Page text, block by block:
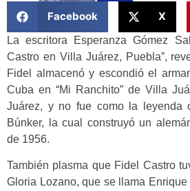
Facebook X
La escritora Esperanza Gómez
Castro en Villa Juárez, Puebla”,
Fidel almacenó y escondió el
Cuba en “Mi Ranchito” de Villa
Juárez, y no fue como la leyenda
Búnker, la cual construyó un
de 1956.
También plasma que Fidel Castro
Gloria Lozano, que se llama Enrique